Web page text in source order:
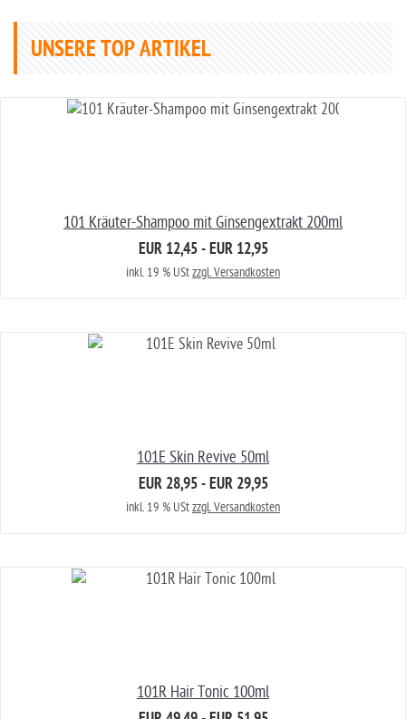
UNSERE TOP ARTIKEL
101 Kräuter-Shampoo mit Ginsengextrakt 200ml
EUR 12,45 - EUR 12,95
inkl. 19 % UStzzgl. Versandkosten
101E Skin Revive 50ml
EUR 28,95 - EUR 29,95
inkl. 19 % UStzzgl. Versandkosten
101R Hair Tonic 100ml